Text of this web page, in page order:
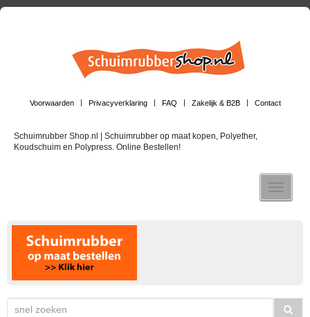
Voorwaarden Privacyverklaring FAQ Zakelijk & B2B Contact
Schuimrubber Shop.nl | Schuimrubber op maat kopen, Polyether,
Koudschuim en Polypress. Online Bestellen!
Toggle